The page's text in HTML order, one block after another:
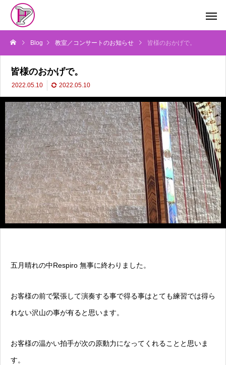
Blog 教室／コンサートのお知らせ 皆様のおかげで。
皆様のおかげで。
2022.05.10 2022.05.10
五月晴れの中Respiro 無事に終わりました。
お客様の前で緊張して演奏する事で得る事はとても練習では得ら
れない沢山の事が有ると思います。
お客様の温かい拍手が次の原動力になってくれることと思いま
す。